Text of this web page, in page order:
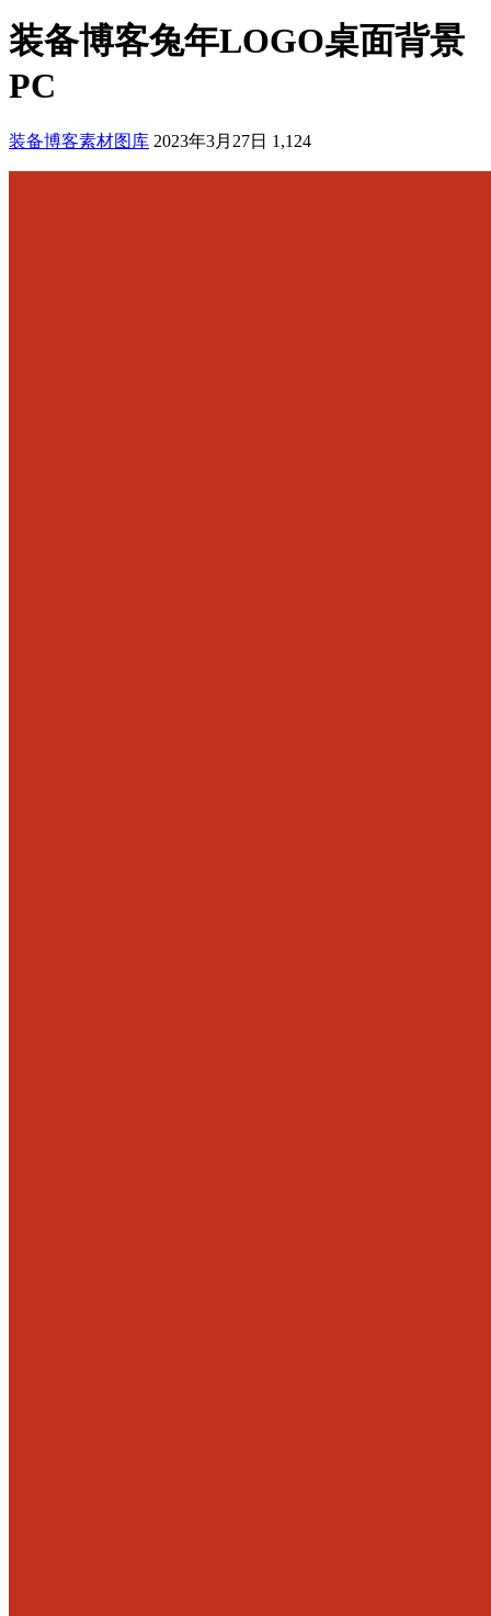
装备博客兔年LOGO桌面背景
PC
装备博客素材图库 2023年3月27日 1,124